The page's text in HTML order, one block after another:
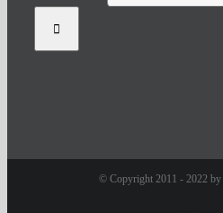
© Copyright 2011 - 2022 by